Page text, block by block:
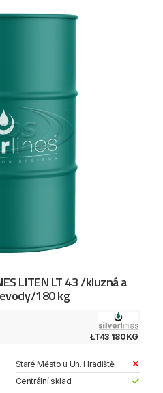
LITEN LT 43 /kluzná a
180 kg
ŁT43 180KG
Staré Město u Uh. Hradiště:
Centrální sklad: